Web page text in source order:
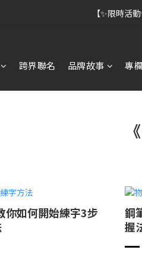
【雷雕訂單出貨暫停
【✨限時活
【雷雕訂單出貨暫停
跨界聯名 品牌故事 專
你如何開始練字3步
鋼
握